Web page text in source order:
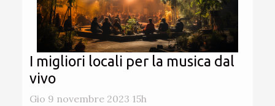
I migliori locali per la musica dal
vivo
Gio 9 novembre 2023 15h